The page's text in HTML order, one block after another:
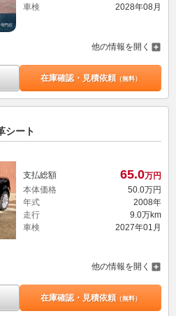
車検
2028年08月
他の情報を開く
在庫確認・見積依頼（無料）
シート
支払総額 65.0万円
本体価格
50. 0万円
年式
2008年
走行
9.0万km
車検
2027年01月
他の情報を開く
在庫確認・見積依頼（無料）